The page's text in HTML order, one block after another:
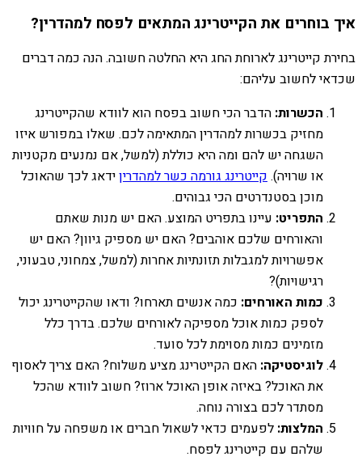
איך בוחרים את הקייטרינג המתאים לפסח למהדרין?
בחירת קייטרינג לארוחת החג היא החלטה חשובה. הנה כמה דברים
שכדאי לחשוב עליהם:
הכשרות: הדבר הכי חשוב בפסח הוא לוודא שהקייטרינג
מחזיק בכשרות למהדרין המתאימה לכם. שאלו במפורש איזו
השגחה יש להם ומה היא כוללת (למשל, אם נמנעים מקטניות
או שרויה).קייטרינג גורמה כשר למהדריןידאג לכך שהאוכל
מוכן בסטנדרטים הכי גבוהים.
התפריט: עיינו בתפריט המוצע. האם יש מנות שאתם
והאורחים שלכם אוהבים? האם יש מספיק גיוון? האם יש
אפשרויות למגבלות תזונתיות אחרות (למשל, צמחוני, טבעוני,
רגישויות)?
כמות האורחים: כמה אנשים תארחו? ודאו שהקייטרינג יכול
לספק כמות אוכל מספיקה לאורחים שלכם. בדרך כלל
מזמינים כמות מסוימת לכל סועד.
לוגיסטיקה: האם הקייטרינג מציע משלוח? האם צריך לאסוף
את האוכל? באיזה אופן האוכל ארוז? חשוב לוודא שהכל
מסתדר לכם בצורה נוחה.
המלצות: לפעמים כדאי לשאול חברים או משפחה על חוויות
שלהם עם קייטרינג לפסח.